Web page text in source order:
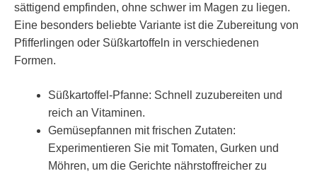
sättigend empfinden, ohne schwer im Magen zu liegen.
Eine besonders beliebte Variante ist die Zubereitung von
Pfifferlingen oder Süßkartoffeln in verschiedenen
Formen.
Süßkartoffel-Pfanne: Schnell zuzubereiten und
reich an Vitaminen.
Gemüsepfannen mit frischen Zutaten:
Experimentieren Sie mit Tomaten, Gurken und
Möhren, um die Gerichte nährstoffreicher zu